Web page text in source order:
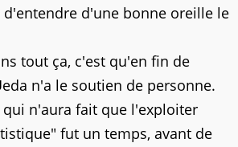
d'une bonne oreille le
tout ça, c'est qu'en fin de
n'a le soutien de personne.
n'aura fait que l'exploiter
fut un temps, avant de